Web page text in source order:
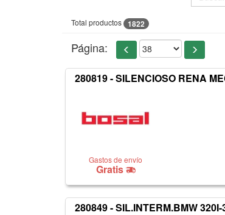
Total productos 1822
Página:
280819 - SILENCIOSO RENA
Gastos de envío
Gratis
280849 - SIL.INTERM.BMW 320I-